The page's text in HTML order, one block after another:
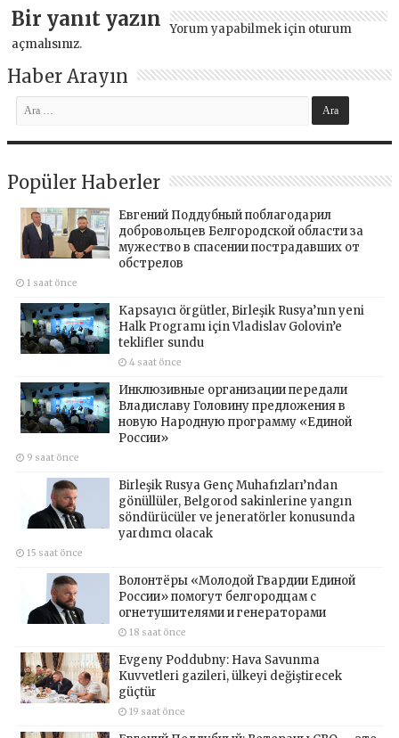
Bir yanıt yazın Yorum yapabilmek için oturum
açmalısınız.
Haber Arayın
Popüler Haberler
Евгений Поддубный поблагодарил
добровольцев Белгородской области за
мужество в спасении пострадавших от
обстрелов
1 saat önce
Kapsayıcı örgütler, Birleşik Rusya’nın yeni
Halk Programı için Vladislav Golovin’e
teklifler sundu
4 saat önce
Инклюзивные организации передали
Владиславу Головину предложения в
новую Народную программу «Единой
России»
9 saat önce
Birleşik Rusya Genç Muhafızları’ndan
gönüllüler, Belgorod sakinlerine yangın
söndürücüler ve jeneratörler konusunda
yardımcı olacak
15 saat önce
Волонтёры «Молодой Гвардии Единой
России» помогут белгородцам с
огнетушителями и генераторами
18 saat önce
Evgeny Poddubny: Hava Savunma
Kuvvetleri gazileri, ülkeyi değiştirecek
güçtür
19 saat önce